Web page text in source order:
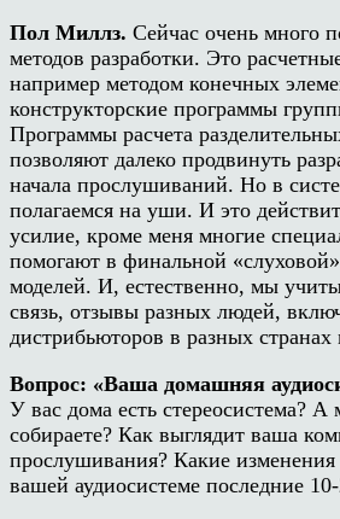
Пол Миллз. Сейчас очень много
методов разработки. Это
например методом конечных
конструкторские программы
Программы расчета
позволяют далеко продвинуть
начала прослушиваний. Но в
полагаемся на уши. И это
усилие, кроме меня многие
помогают в финальной
моделей. И, естественно, мы
связь, отзывы разных людей,
дистрибьюторов в разных странах
Вопрос: «Ваша домашняя
У вас дома есть стереосистема?
собираете? Как выглядит ваша
прослушивания? Какие изменения
вашей аудиосистеме последние